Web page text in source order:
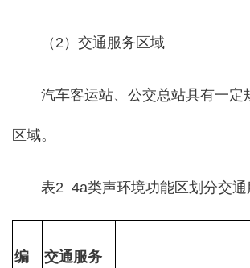
（2）交通服务区域
汽车客运站、公交总站具有一定
区域。
表2 4a类声环境功能区划分交通
编 交通服务